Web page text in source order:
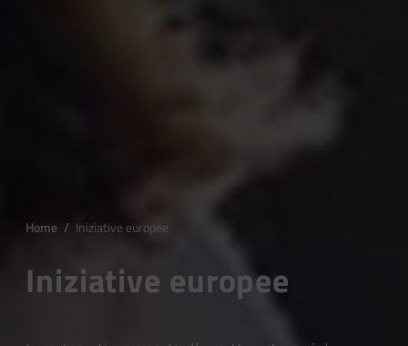
Home / Iniziative europee
Iniziative europee